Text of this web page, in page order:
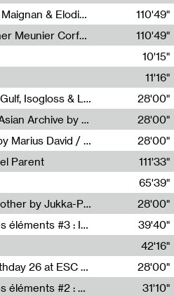
Écouter sans les yeux : Liza Maignan & Elodie Lecat
110'49"
Écouter sans les yeux : Esther Meunier Corfdyr
110'49"
10'15"
11'16"
Radia Show #1111 : Schisma Gulf, Isogloss & Lament For The Old Clock By Harvey Young / Resonance
28'00"
Radia Show #1110 : Freeze, Asian Archive by Avita Maheen / Radio Worm
28'00"
Radia Show #1109 : Funfair by Marius David / JET FM
28'00"
Parent
111'33"
Sarah Tritz,Elene Lapiashivili,Justin Marconnet,Mateo Cuche,Esther Lechevalier,Suzie Lecroart,Romance Castelet
65'39"
Radia Show #1108 : as or another by Jukka-Pekka Kervinen / Rádio Zero
28'00"
Sous le paysage - Habiter les éléments #3 : Interprétations, rituels et symboliques des éléments
39'40"
42'16"
Radia Show #1107 : Art's Birthday 26 at ESC - Medien Kunst Labor
28'00"
Sous le paysage - Habiter les éléments #2 : Vers le tournant élémentaire
31'10"